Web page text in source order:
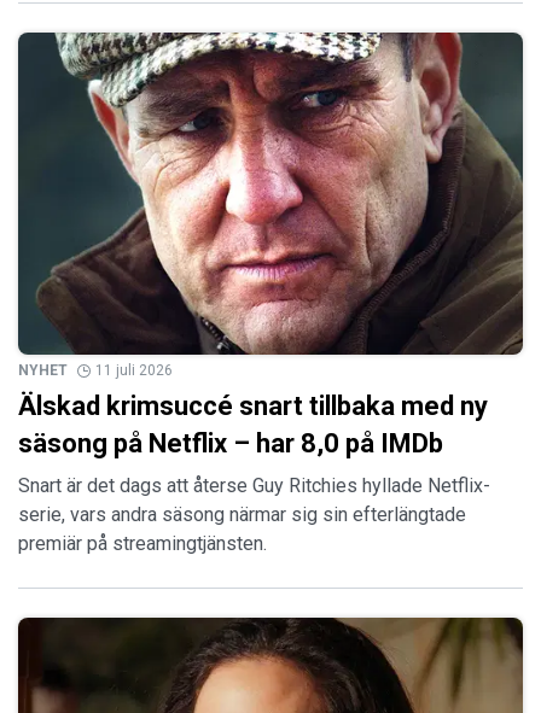
NYHET 11 juli 2026
Älskad krimsuccé snart tillbaka med ny
säsong på Netflix – har 8,0 på IMDb
Snart är det dags att återse Guy Ritchies hyllade Netflix-
serie, vars andra säsong närmar sig sin efterlängtade
premiär på streamingtjänsten.